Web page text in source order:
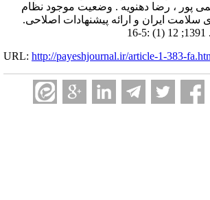
پور ، رضا دهنویه . وضعیت موجود نظام
سلامت ایران و ارائه پیشنهادات اصلاحی.
URL: http://payeshjournal.ir/article-1-383-